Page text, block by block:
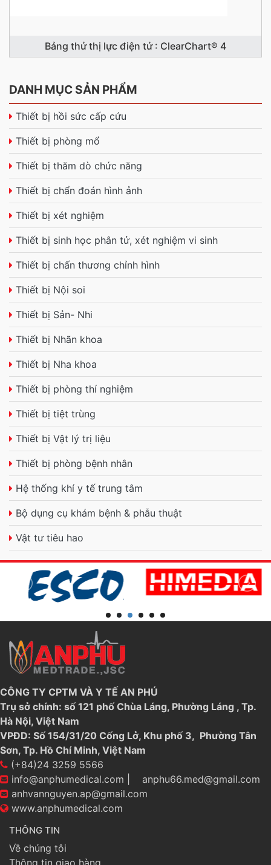
Bảng thử thị lực điện tử : ClearChart® 4
DANH MỤC SẢN PHẨM
Thiết bị hồi sức cấp cứu
Thiết bị phòng mổ
Thiết bị thăm dò chức năng
Thiết bị chẩn đoán hình ảnh
Thiết bị xét nghiệm
Thiết bị sinh học phân tử, xét nghiệm vi sinh
Thiết bị chấn thương chỉnh hình
Thiết bị Nội soi
Thiết bị Sản- Nhi
Thiết bị Nhãn khoa
Thiết bị Nha khoa
Thiết bị phòng thí nghiệm
Thiết bị tiệt trùng
Thiết bị Vật lý trị liệu
Thiết bị phòng bệnh nhân
Hệ thống khí y tế trung tâm
Bộ dụng cụ khám bệnh & phẫu thuật
Vật tư tiêu hao
CÔNG TY CPTM VÀ Y TẾ AN PHÚ
Trụ sở chính: số 121 phố Chùa Láng, Phường Láng , Tp.
Hà Nội, Việt Nam
VPĐD: Số 154/31/20 Cống Lở, Khu phố 3, Phường Tân
Sơn, Tp. Hồ Chí Minh, Việt Nam
(+84)24 3259 5566
info@anphumedical.com
anphu66.med@gmail.com
anhvannguyen.ap@gmail.com
www.anphumedical.com
THÔNG TIN
Về chúng tôi